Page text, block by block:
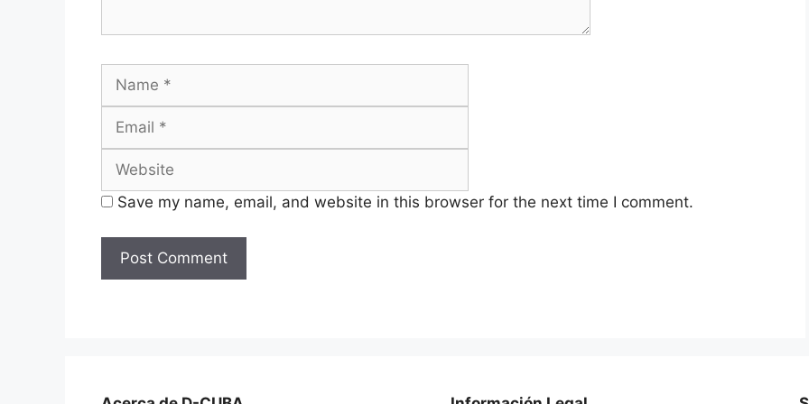
Name
Save my name, email, and website in this browser for the next time I comment.